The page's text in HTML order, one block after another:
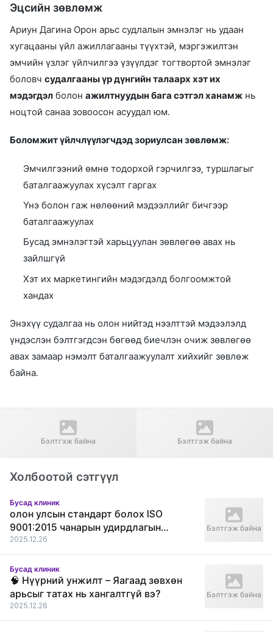
Эцсийн зөвлөмж
Ариун Дагина Орон арьс судлалын эмнэлэг нь удаан
хугацааны үйл ажиллагааны түүхтэй, мэргэжилтэн
эмчийн үзлэг үйлчилгээ үзүүлдэг тогтвортой эмнэлэг
боловч судалгааны үр дүнгийн талаарх хэт их
мэдэгдэл болон ажилтнуудын бага сэтгэл ханамж нь
ноцтой санаа зовоосон асуудал юм.
Боломжит үйлчлүүлэгчдэд зориулсан зөвлөмж:
Эмчилгээний өмнө тодорхой гэрчилгээ, туршлагыг
баталгаажуулах хүсэлт гаргах
Үнэ болон гаж нөлөөний мэдээллийг бичгээр
баталгаажуулах
Бусад эмнэлэгтэй харьцуулан зөвлөгөө авах нь
зайлшгүй
Хэт их маркетингийн мэдэгдэлд болгоомжтой
хандах
Энэхүү судалгаа нь олон нийтэд нээлттэй мэдээлэлд
үндэслэн бэлтгэгдсэн бөгөөд биечлэн очиж зөвлөгөө
авах замаар нэмэлт баталгаажуулалт хийхийг зөвлөж
байна.
Өмнөх нийтлэл
Дрийм гоо сайхны мэс засал |
Сөүлийн их сургуулийн
Бэлтгэж байна
Дараагийн нийтлэл
Лидерс арьс судлалын
эмнэлэг - 2025 оны иж бүрэн
Бэлтгэж байна
Холбоотой сэтгүүл
Бусад клиник
олон улсын стандарт болох ISO
9001:2015 чанарын удирдлагын
тогтолцооны гэрчилгээг амжилттай
хүлээн авлаа.
2025.12.26
Бэлтгэж байна
Бусад клиник
🧠 Нүүрний унжилт – Яагаад зөвхөн
арьсыг татах нь хангалтгүй вэ?
2025.12.26
Бэлтгэж байна